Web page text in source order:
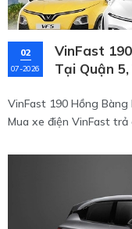
02
07-2026
VinFast
Tại Quận 5,
VinFast 190 Hồng Bàng
Mua xe điện VinFast